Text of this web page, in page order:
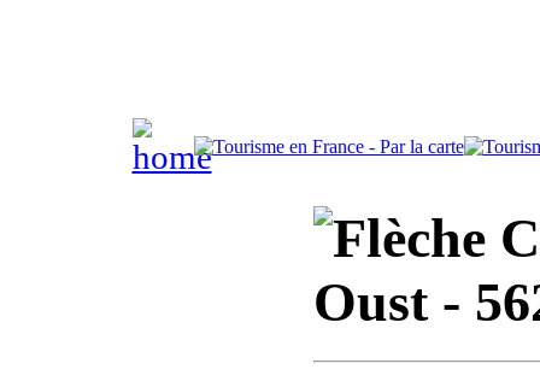
Oust -